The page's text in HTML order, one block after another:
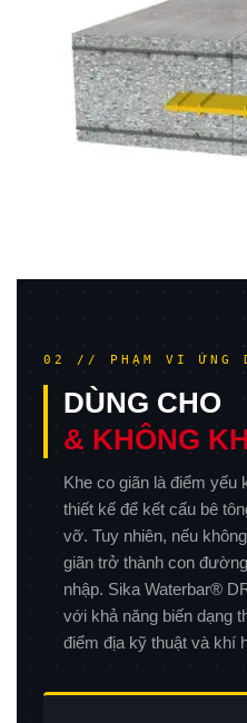
02 // PHẠM VI ỨNG
DÙNG CHO
& KHÔNG
Khe co giãn là điểm
thiết kế để kết cấu bê
vỡ. Tuy nhiên, nếu
giãn trở thành con
nhập. Sika Waterbar®
với khả năng biến dạng
điểm địa kỹ thuật và khí